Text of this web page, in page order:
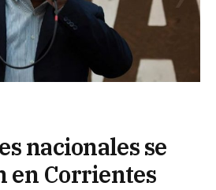
nacionales se
en Corrientes